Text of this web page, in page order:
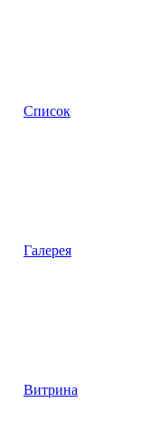
Список
Галерея
Витрина